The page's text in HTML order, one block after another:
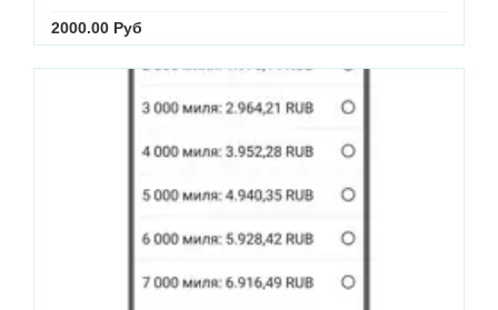
2000.00 Руб